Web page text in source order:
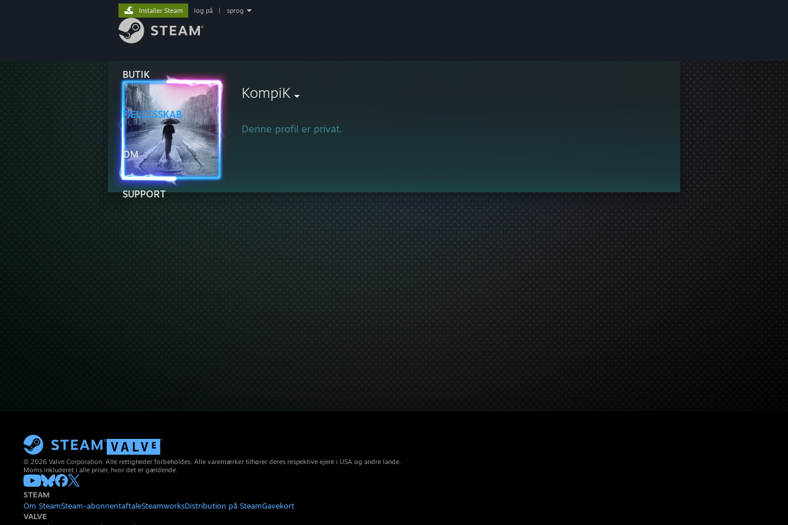
BUTIK
FÆLLESSKAB
OM
SUPPORT
Installer Steam log på sprog
KompiK
Denne profil er privat.
© 2026 Valve Corporation. Alle rettigheder forbeholdes. Alle varemærker tilhører deres respektive ejere i USA og andre lande.
Moms inkluderet i alle priser, hvor det er gældende.
STEAM
Om SteamSteam-abonnentaftaleSteamworksDistribution på SteamGavekort
VALVE